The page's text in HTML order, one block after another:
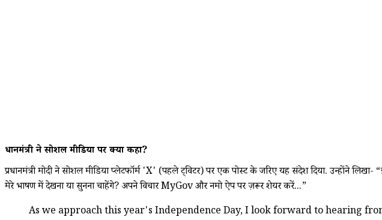
प्रधानमंत्री ने सोशल मीडिया पर क्या कहा?
प्रधानमंत्री मोदी ने सोशल मीडिया प्लेटफॉर्म 'X' (पहले ट्विटर) पर एक पोस्ट के जरिए यह संदेश दिया.उन्होंने लिखा-
मेरे भाषण में देखना या सुनना चाहेंगे? अपने विचार MyGov और नमो ऐप पर ज़रूर शेयर करें...”
As we approach this year's Independence Day, I look forward to hearing